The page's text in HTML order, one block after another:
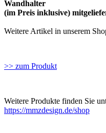
Wandhalter
(im Preis inklusive)
Weitere Artikel in unserem
>> zum Produkt
Weitere Produkte finden Sie
https://mmzdesign.de/shop